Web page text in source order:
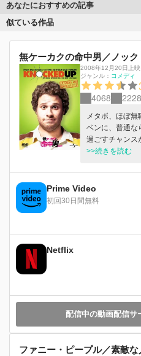
あなたにおすすめの記事
似ている作品
無ケーカクの命中男／ノック
2008年12月20日上映
ジャンル： コメディ
4068 2228
メタボ、ほぼ無
ベンに、普通な
過ごすチャンス
キー”、彼女に
連絡があり…。
>>続きを読む
Prime Video
初回30日間無料
Netflix
配信中の動画配信サ
ファニー・ピープル／素敵